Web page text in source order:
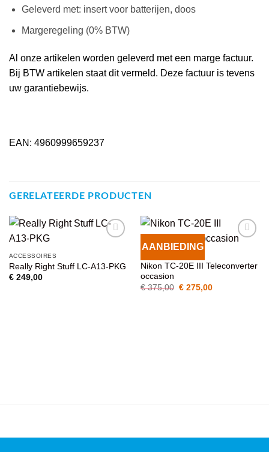
Geleverd met: insert voor batterijen, doos
Margeregeling (0% BTW)
Al onze artikelen worden geleverd met een marge factuur.
Bij BTW artikelen staat dit vermeld. Deze factuur is tevens
uw garantiebewijs.
EAN: 4960999659237
GERELATEERDE PRODUCTEN
WENSENLIJST
ACCESSOIRES
Really Right Stuff LC-A13-PKG
€249,00
AANBIEDINGVOEG TOE
WENSENLIJST
Nikon TC-20E III Teleconverter
occasion
€375,00 Oorspronkelijke
€275,00Huidige